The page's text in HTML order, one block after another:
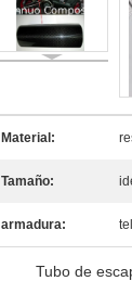
Material:
Tamaño:
armadura:
Tubo de